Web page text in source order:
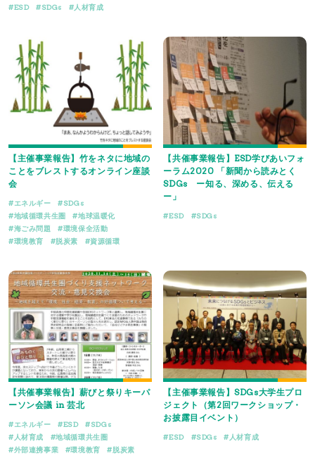
ESD SDGs 人材育成
【主催事業報告】竹をネタに地域の
ことをブレストするオンライン座談
会
エネルギー
SDGs
地域循環共生圏
地球温暖化
海ごみ問題
環境保全活動
環境教育
脱炭素 資源循環
【共催事業報告】ESD学びあいフォ
ーラム2020 「新聞から読みとく
SDGs ー知る、深める、伝える
ー」
ESD SDGs
【共催事業報告】薪びと祭りキーパ
ーソン会議 in 芸北
エネルギー ESD
SDGs
人材育成
地域循環共生圏
外部連携事業
環境教育
脱炭素
【主催事業報告】SDGs大学生プロ
ジェクト（第2回ワークショップ・
お披露目イベント）
ESD SDGs 人材育成